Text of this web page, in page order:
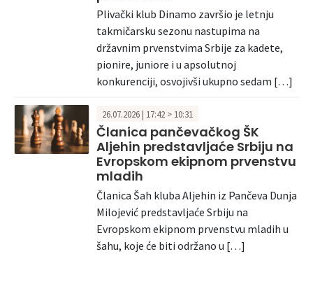
Plivački klub Dinamo završio je letnju
takmičarsku sezonu nastupima na
državnim prvenstvima Srbije za kadete,
pionire, juniore i u apsolutnoj
konkurenciji, osvojivši ukupno sedam […]
26.07.2026 | 17:42 > 10:31
Članica pančevačkog ŠK
Aljehin predstavljaće Srbiju na
Evropskom ekipnom prvenstvu
mladih
Članica Šah kluba Aljehin iz Pančeva Dunja
Milojević predstavljaće Srbiju na
Evropskom ekipnom prvenstvu mladih u
šahu, koje će biti održano u […]